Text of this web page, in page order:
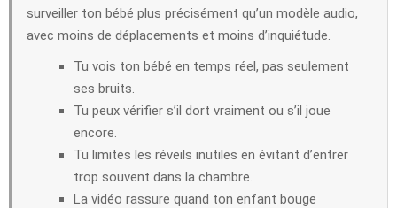
surveiller ton bébé plus précisément qu’un modèle audio,
avec moins de déplacements et moins d’inquiétude.
Tu vois ton bébé en temps réel, pas seulement
ses bruits.
Tu peux vérifier s’il dort vraiment ou s’il joue
encore.
Tu limites les réveils inutiles en évitant d’entrer
trop souvent dans la chambre.
La vidéo rassure quand ton enfant bouge